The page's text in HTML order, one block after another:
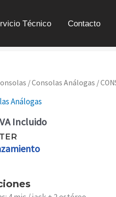
Técnico Contacto
/Consolas Análogas /
Análogas
Incluido